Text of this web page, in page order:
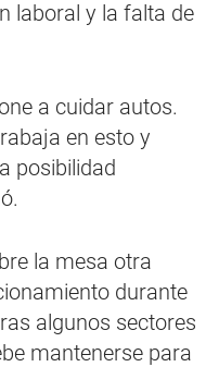
laboral y la falta de
a cuidar autos.
en esto y
posibilidad
la mesa otra
durante
algunos sectores
mantenerse para